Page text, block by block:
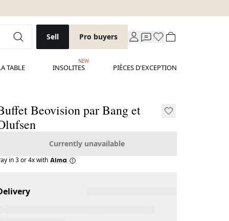
Sell Pro buyers
TABLE INSOLITES
NEW
PIÈCES D'EXCEPTION
Beovision par Bang et
Currently unavailable
in 3 or 4x with